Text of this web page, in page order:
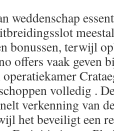
weddenschap
bonussen, terwijl
offers vaak geven
volledig .
verkenning van
het beveiligt een